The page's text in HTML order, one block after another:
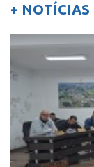
+ NOTÍCIAS